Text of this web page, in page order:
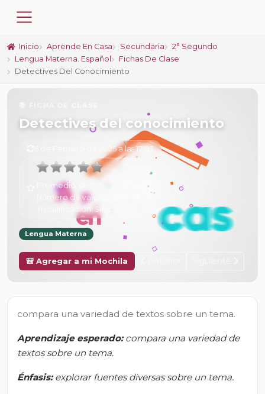
Inicio Aprende En Casa Secundaria
2° Segundo
Lengua Materna. Español
Fichas De Clase
Detectives Del Conocimiento
Detectives del conocimiento
6 de Febrero de 2025 a las 17:03
Promedio:
Número de valoraciones:
Tu calificación:Sin calificar
Lengua Materna
🎒 Agregar a mi Mochila
compara una variedad de textos sobre un tema.
Aprendizaje esperado:compara una variedad de
textos sobre un tema.
Énfasis: explorar fuentes diversas sobre un tema.